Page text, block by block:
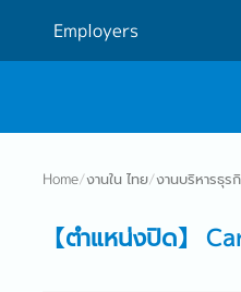
Employers
Home/งานใน ไทย/งานบริหารธุร
【ตำแหน่งปิด】